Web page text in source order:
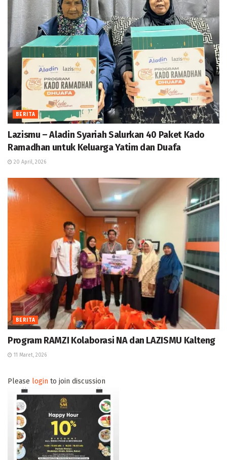
BERITA
Lazismu – Aladin Syariah Salurkan 40 Paket Kado
Ramadhan untuk Keluarga Yatim dan Duafa
20 April, 2026
BERITA
Program RAMZI Kolaborasi NA dan LAZISMU Kalteng
11 Maret, 2026
Please login to join discussion